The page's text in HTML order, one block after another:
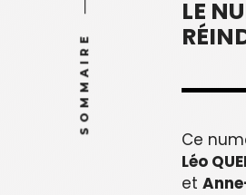
SOMMAIRE
LE
Ce
Léo
et